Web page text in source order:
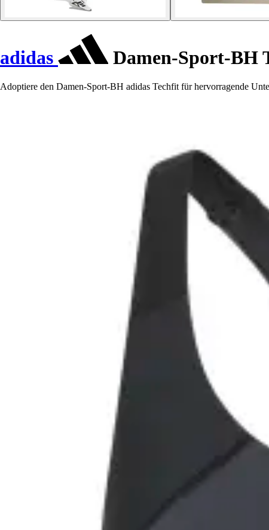
adidas Damen-Sport-BH
Adoptiere den Damen-Sport-BH adidas Techfit für hervorragende